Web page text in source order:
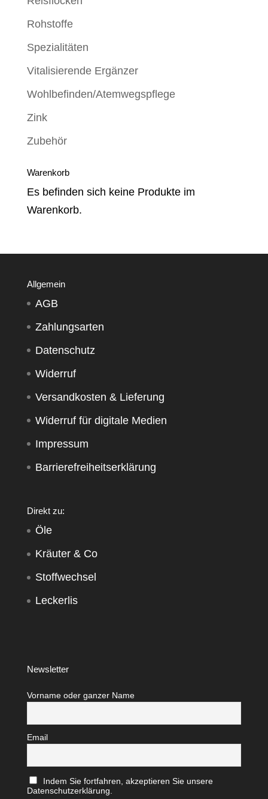
Rohstoffe
Spezialitäten
Vitalisierende Ergänzer
Wohlbefinden/Atemwegspflege
Zink
Zubehör
Warenkorb
Es befinden sich keine Produkte im
Warenkorb.
Allgemein
AGB
Zahlungsarten
Datenschutz
Widerruf
Versandkosten & Lieferung
Widerruf für digitale Medien
Impressum
Barrierefreiheitserklärung
Direkt zu:
Öle
Kräuter & Co
Stoffwechsel
Leckerlis
Newsletter
Vorname oder ganzer Name
Email
Indem Sie fortfahren, akzeptieren Sie unsere
Datenschutzerklärung.